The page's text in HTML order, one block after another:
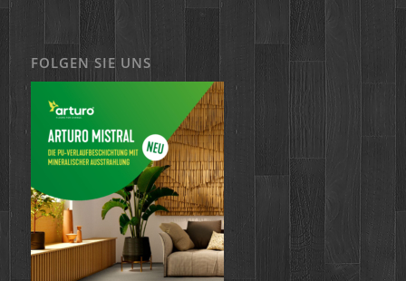
FOLGEN SIE UNS